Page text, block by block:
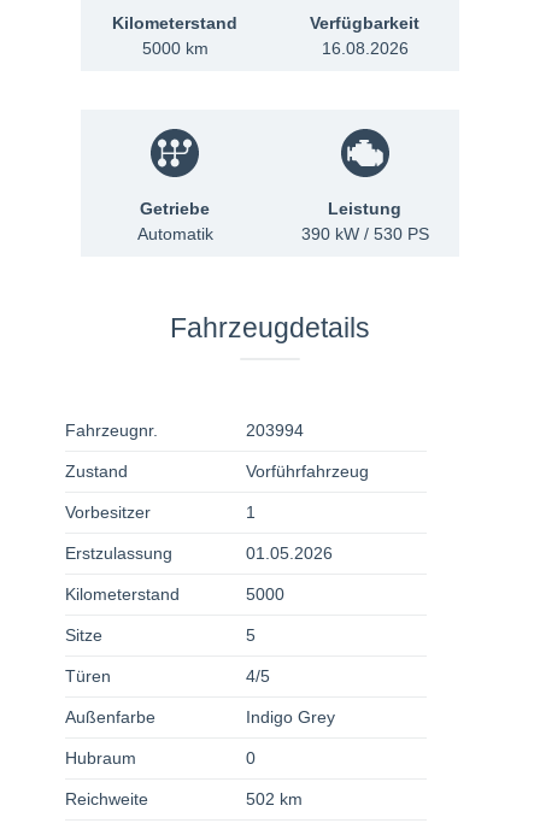
Kilometerstand
5000 km
Verfügbarkeit
16.08.2026
Getriebe
Automatik
Leistung
390 kW / 530 PS
Fahrzeugdetails
Fahrzeugnr. 203994
Zustand Vorführfahrzeug
Vorbesitzer 1
Erstzulassung 01.05.2026
Kilometerstand 5000
Sitze 5
Türen 4/5
Außenfarbe Indigo Grey
Hubraum 0
Reichweite 502 km